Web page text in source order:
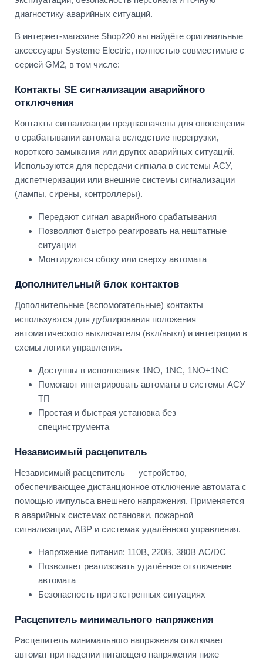
диагностику аварийных ситуаций.
В интернет-магазине Shop220 вы найдёте оригинальные
аксессуары Systeme Electric, полностью совместимые с
серией GM2, в том числе:
Контакты SE сигнализации аварийного
отключения
Контакты сигнализации предназначены для оповещения
о срабатывании автомата вследствие перегрузки,
короткого замыкания или других аварийных ситуаций.
Используются для передачи сигнала в системы АСУ,
диспетчеризации или внешние системы сигнализации
(лампы, сирены, контроллеры).
Передают сигнал аварийного срабатывания
Позволяют быстро реагировать на нештатные
ситуации
Монтируются сбоку или сверху автомата
Дополнительный блок контактов
Дополнительные (вспомогательные) контакты
используются для дублирования положения
автоматического выключателя (вкл/выкл) и интеграции в
схемы логики управления.
Доступны в исполнениях 1NO, 1NC, 1NO+1NC
Помогают интегрировать автоматы в системы АСУ
ТП
Простая и быстрая установка без
специнструмента
Независимый расцепитель
Независимый расцепитель — устройство,
обеспечивающее дистанционное отключение автомата с
помощью импульса внешнего напряжения. Применяется
в аварийных системах остановки, пожарной
сигнализации, АВР и системах удалённого управления.
Напряжение питания: 110В, 220В, 380В AC/DC
Позволяет реализовать удалённое отключение
автомата
Безопасность при экстренных ситуациях
Расцепитель минимального напряжения
Расцепитель минимального напряжения отключает
автомат при падении питающего напряжения ниже